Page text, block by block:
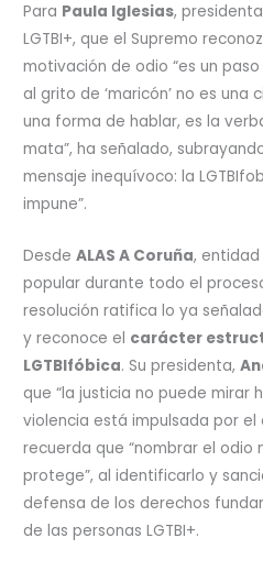
Para Paula Iglesias,
LGTBI+, que el Supremo
motivación de odio “es un paso
al grito de ‘maricón’ no es
una forma de hablar, es la
mata”, ha señalado,
mensaje inequívoco: la
impune”.
DesdeALAS A Coruña,
popular durante todo el
resolución ratifica lo ya
y reconoce el carácter
LGTBIfóbica. Su presidenta,
que “la justicia no puede mirar
violencia está impulsada por el
recuerda que “nombrar el odio
protege”, al identificarlo y
defensa de los derechos
de las personas LGTBI+.